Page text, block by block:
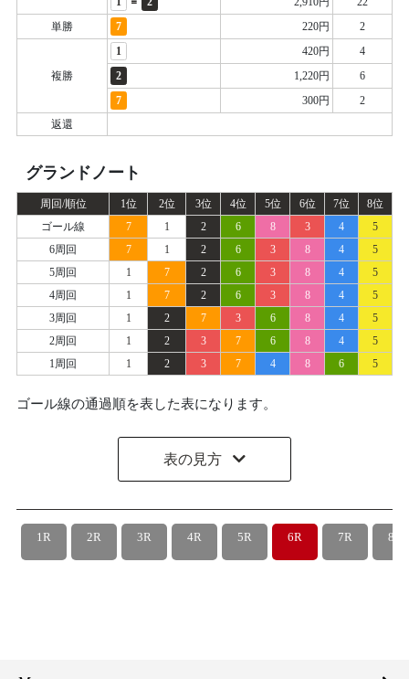
単勝
7 220円 2
複勝
1 420円
4
2
1,220円
6
7
300円
2
返還
グランドノート
周回/順位 1位 2位 3位 4位 5位 6位 7位
8位
ゴール線
7 1 2 6 8 3 4
5
6周回
7 1 2 6 3 8 4
5
5周回
1 7 2 6 3 8 4
5
4周回
1 7 2 6 3 8 4
5
3周回
1 2 7 3 6 8 4
5
2周回
1 2 3 7 6 8 4
5
1周回
1 2 3 7 4 8 6 5
ゴール線の通過順を表した表になります。
表の見方
1R 2R 3R 4R 5R 6R 7R 8R